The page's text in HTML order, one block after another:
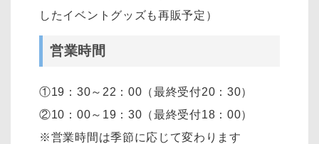
したイベントグッズも再販予定）
営業時間
①19：30～22：00（最終受付20：30）
②10：00～19：30（最終受付18：00）
※営業時間は季節に応じて変わります